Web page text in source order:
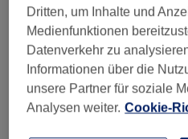
Girly Blashy Bar -
4,9
51
Friedrichshagen, Berlin
Damen Oberlippe Waxing
15 Min.
Dritten, um Inhalte und
Medienfunktionen
Datenverkehr zu
Informationen über die
unsere Partner für soziale
Analysen weiter. Cookie-